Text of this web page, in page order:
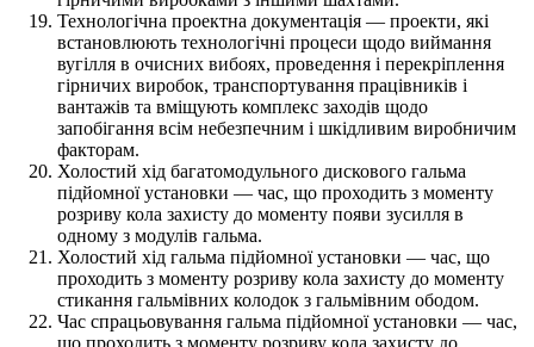
Технологічна проектна документація — проекти, які
встановлюють технологічні процеси щодо виймання
вугілля в очисних вибоях, проведення і перекріплення
гірничих виробок, транспортування працівників і
вантажів та вміщують комплекс заходів щодо
запобігання всім небезпечним і шкідливим виробничим
факторам.
Холостий хід багатомодульного дискового гальма
підйомної установки — час, що проходить з моменту
розриву кола захисту до моменту появи зусилля в
одному з модулів гальма.
Холостий хід гальма підйомної установки — час, що
проходить з моменту розриву кола захисту до моменту
стикання гальмівних колодок з гальмівним ободом.
Час спрацьовування гальма підйомної установки — час,